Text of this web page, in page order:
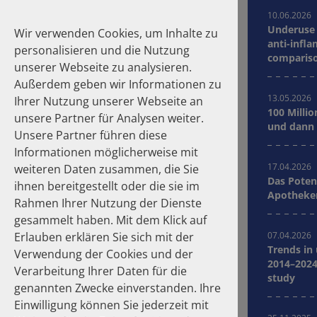
Publikationen
Über die Autoren
Jahre zurücksetzen
2026
2025
2024
2023
10.06.2026
anti-
13.05.2026
100
und
17.04.2026
Das
07.04.2026
Trends in
study
Wir verwenden Cookies, um Inhalte zu
personalisieren und die Nutzung
unserer Webseite zu analysieren.
Außerdem geben wir Informationen zu
Ihrer Nutzung unserer Webseite an
unsere Partner für Analysen weiter.
Unsere Partner führen diese
Informationen möglicherweise mit
weiteren Daten zusammen, die Sie
ihnen bereitgestellt oder die sie im
Rahmen Ihrer Nutzung der Dienste
gesammelt haben. Mit dem Klick auf
Erlauben erklären Sie sich mit der
Verwendung der Cookies und der
Verarbeitung Ihrer Daten für die
genannten Zwecke einverstanden. Ihre
Einwilligung können Sie jederzeit mit